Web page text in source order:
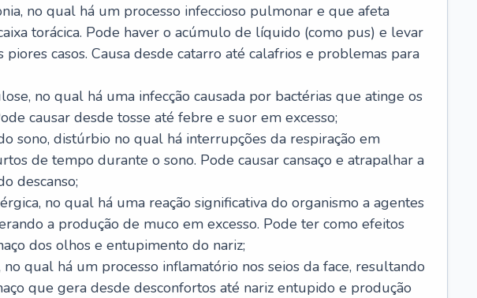
no qual há um processo infeccioso pulmonar e que afeta
torácica. Pode haver o acúmulo de líquido (como pus) e levar
piores casos. Causa desde catarro até calafrios e problemas para
no qual há uma infecção causada por bactérias que atinge os
causar desde tosse até febre e suor em excesso;
sono, distúrbio no qual há interrupções da respiração em
de tempo durante o sono. Pode causar cansaço e atrapalhar a
descanso;
no qual há uma reação significativa do organismo a agentes
a produção de muco em excesso. Pode ter como efeitos
dos olhos e entupimento do nariz;
no qual há um processo inflamatório nos seios da face, resultando
que gera desde desconfortos até nariz entupido e produção